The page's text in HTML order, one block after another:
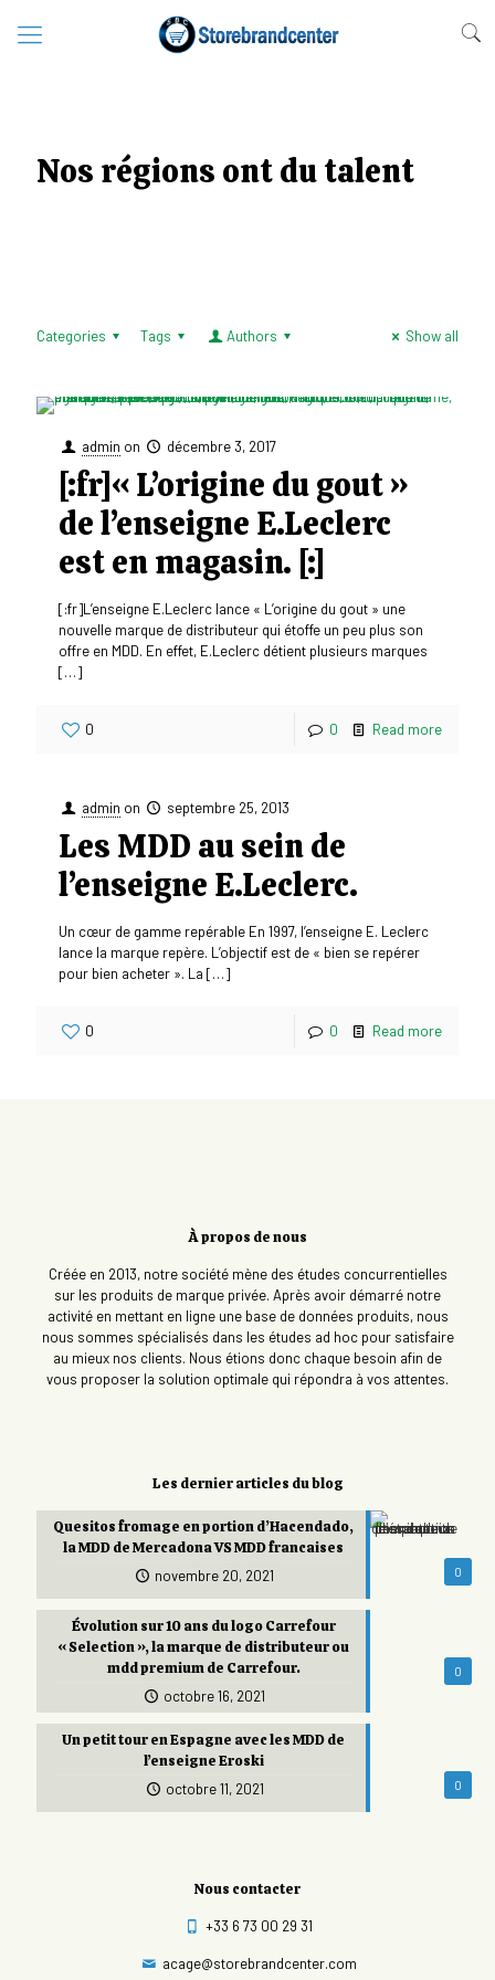
Nos régions ont du talent
Categories Tags Authors Show all
admin on décembre 3, 2017
[:fr]« L’origine du gout »
de l’enseigne E.Leclerc
est en magasin. [:]
[:fr]L’enseigne E.Leclerc lance « L’origine du gout » une
nouvelle marque de distributeur qui étoffe un peu plus son
offre en MDD. En effet, E.Leclerc détient plusieurs marques
[…]
0 0 Read more
admin on septembre 25, 2013
Les MDD au sein de
l’enseigne E.Leclerc.
Un cœur de gamme repérable En 1997, l’enseigne E. Leclerc
lance la marque repère. L’objectif est de « bien se repérer
pour bien acheter ». La […]
0 0 Read more
À propos de nous
Créée en 2013, notre société mène des études concurrentielles
sur les produits de marque privée. Après avoir démarré notre
activité en mettant en ligne une base de données produits, nous
nous sommes spécialisés dans les études ad hoc pour satisfaire
au mieux nos clients. Nous étions donc chaque besoin afin de
vous proposer la solution optimale qui répondra à vos attentes.
Les dernier articles du blog
0
Quesitos fromage en portion d’Hacendado,
la MDD de Mercadona VS MDD francaises
novembre 20, 2021
0
Évolution sur 10 ans du logo Carrefour
« Selection », la marque de distributeur ou
mdd premium de Carrefour.
octobre 16, 2021
0
Un petit tour en Espagne avec les MDD de
l’enseigne Eroski
octobre 11, 2021
Nous contacter
+33 6 73 00 29 31
acage@storebrandcenter.com